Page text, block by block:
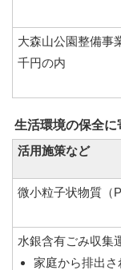
大森山公園整備
千円の内
生活環境の保全に
活用施策など
微小粒子状物質（
水銀含有ごみ収集
家庭から排出